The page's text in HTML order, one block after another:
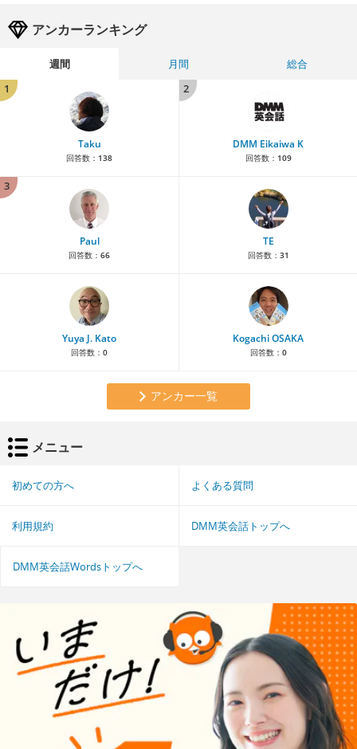
アンカーランキング
週間 月間
総合
1
Taku
回答数： 138
2
DMM Eikaiwa K
回答数： 109
3
Paul
回答数： 66
TE
回答数： 31
Yuya J. Kato
回答数： 0
Kogachi OSAKA
回答数： 0
アンカー一覧
メニュー
初めての方へ よくある質問
利用規約 DMM英会話トップへ
DMM英会話Wordsトップへ